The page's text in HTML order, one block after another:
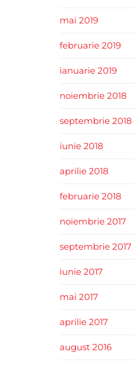
mai 2019
februarie 2019
ianuarie 2019
noiembrie 2018
septembrie 2018
iunie 2018
aprilie 2018
februarie 2018
noiembrie 2017
septembrie 2017
iunie 2017
mai 2017
aprilie 2017
august 2016